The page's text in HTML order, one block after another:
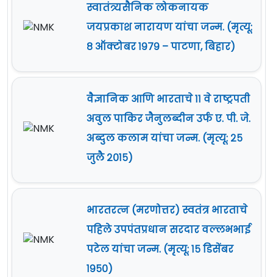
स्वातंत्र्यसैनिक लोकनायक
जयप्रकाश नारायण यांचा जन्म. (मृत्यू:
८ ऑक्टोबर १९७९ – पाटणा, बिहार)
वैज्ञानिक आणि भारताचे ११ वे राष्ट्रपती
अवुल पाकिर जैनुलब्दीन उर्फ ए. पी. जे.
अब्दुल कलाम यांचा जन्म. (मृत्यू: २५
जुलै २०१५)
भारतरत्‍न (मरणोत्तर) स्वतंत्र भारताचे
पहिले उपपंतप्रधान सरदार वल्लभभाई
पटेल यांचा जन्म. (मृत्यू: १५ डिसेंबर
१९५०)